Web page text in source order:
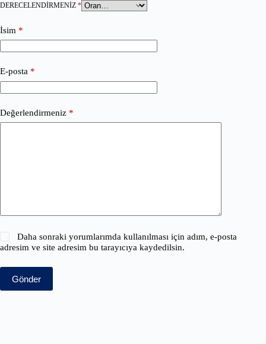
DERECELENDIRMENIZ *
İsim *
E-posta *
Değerlendirmeniz *
Daha sonraki yorumlarımda kullanılması için adım, e-posta
adresim ve site adresim bu tarayıcıya kaydedilsin.
Gönder